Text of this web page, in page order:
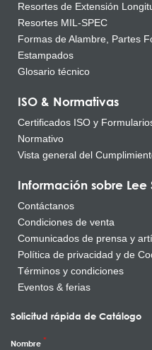
Resortes de Extensión
Resortes MIL-SPEC
Formas de Alambre, Partes
Estampados
Glosario técnico
ISO & Normativas
Certificados ISO y
Normativo
Vista general del
Información sobre Lee
Contáctanos
Condiciones de venta
Comunicados de prensa y
Política de privacidad y de
Términos y condiciones
Eventos & ferias
Solicitud rápida de Catálogo
Nombre